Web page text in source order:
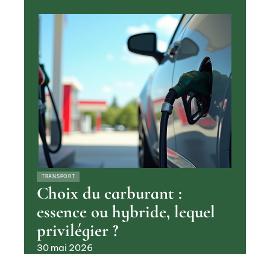
TRANSPORT
Choix du carburant :
essence ou hybride, lequel
privilégier ?
30 mai 2026